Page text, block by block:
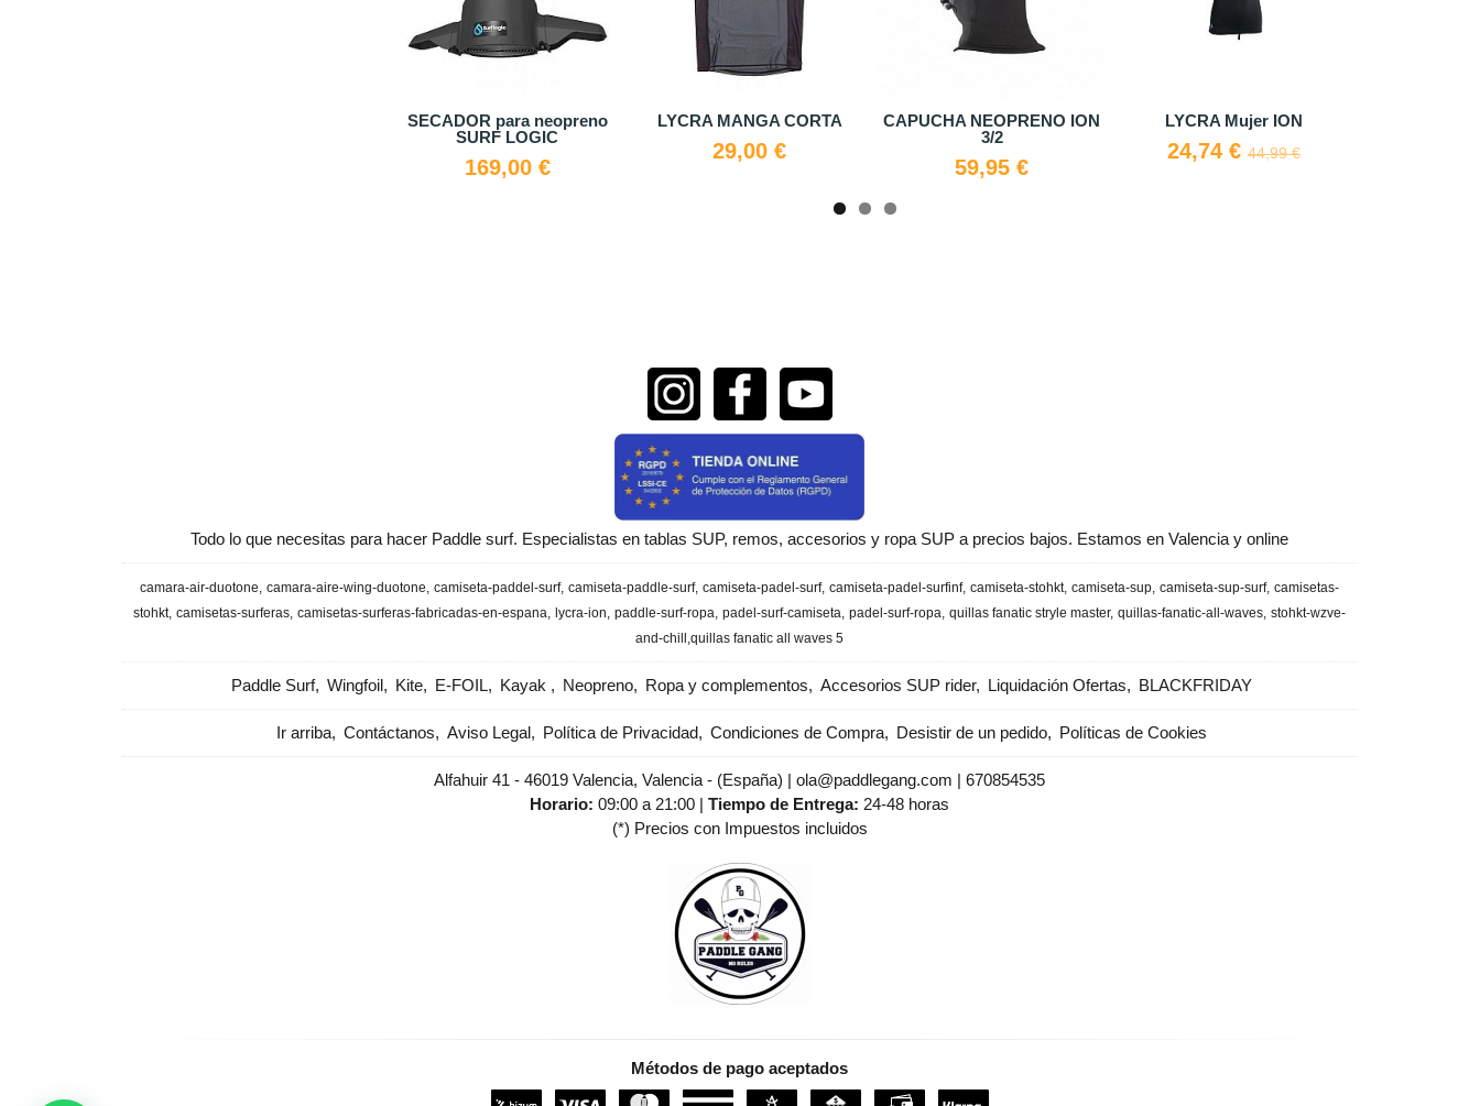
Gorro neopreno ion
29,90 €
LYCRA Mujer ION
24,74 €
Gorra Fanatic Curved visor
39,90 €
Gorra Ion Bike
39,20 €49,00 €
Todo lo que necesitas para hacer Paddle surf. Especialistas en tablas SUP, remos, accesorios y ropa SUP a precios bajos. Estamos en Valencia y online
camara-air-duotone camara-aire-wing-duotone camiseta-paddel-surf camiseta-paddle-surf camiseta-padel-surf camiseta-padel-surfinf camiseta-stohkt camiseta-sup camiseta-sup-surf camisetas-
stohkt camisetas-surferas camisetas-surferas-fabricadas-en-espana lycra-ion paddle-surf-ropa padel-surf-camiseta padel-surf-ropa quillas fanatic stryle master quillas-fanatic-all-waves stohkt-wzve-
and-chill
​quillas fanatic all waves 5
Paddle Surf Wingfoil Kite E-FOIL Kayak Neopreno Ropa y complementos Accesorios SUP rider Liquidación Ofertas BLACKFRIDAY
Ir arriba Contáctanos Aviso Legal Política de Privacidad Condiciones de Compra Desistir de un pedido Políticas de Cookies
Alfahuir 41 - 46019 Valencia, Valencia - (España) | ola@paddlegang.com |670854535
Horario:09:00 a 21:00 |Tiempo de Entrega: 24-48 horas
(*) Precios con Impuestos incluidos
Métodos de pago aceptados